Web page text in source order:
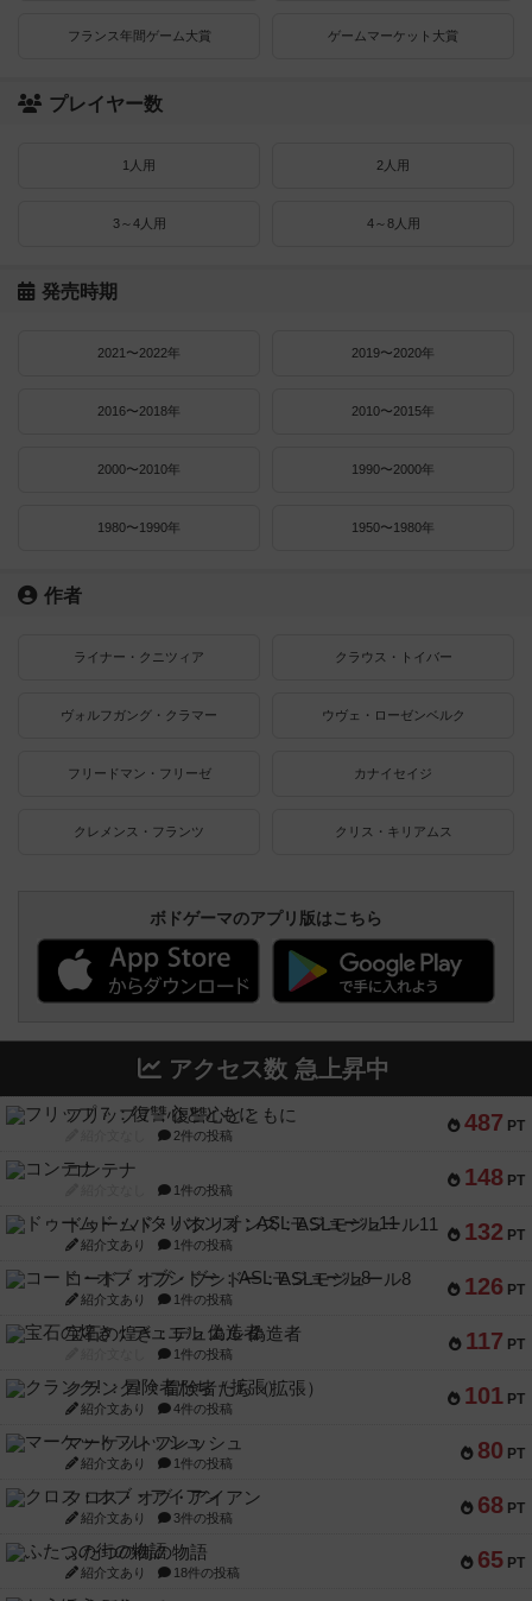
フランス年間ゲーム大賞 ゲームマーケット大賞
プレイヤー数
1人用 2人用
3～4人用 4～8人用
発売時期
2021〜2022年 2019〜2020年
2016〜2018年 2010〜2015年
2000〜2010年 1990〜2000年
1980〜1990年 1950〜1980年
作者
ライナー・クニツィア クラウス・トイバー
ヴォルフガング・クラマー ウヴェ・ローゼンベルク
フリードマン・フリーゼ カナイセイジ
クレメンス・フランツ クリス・キリアムス
ボドゲーマのアプリ版はこちら
アクセス数 急上昇中
487 PT
フリップ７：復讐心とともに
2件の投稿
148 PT
コンテナ
1件の投稿
132 PT
ドゥームド・バタリオンズ：ASLモジュール11
紹介文あり 1件の投稿
126 PT
コード・オブ・ブシドー：ASLモジュール8
紹介文あり 1件の投稿
117 PT
宝石の煌き：デュエル 偽造者
1件の投稿
101 PT
クランク! ：冒険者たち（拡張）
紹介文あり 4件の投稿
80 PT
マーケットフレッシュ
紹介文あり 1件の投稿
68 PT
クロス・オブ・アイアン
紹介文あり 3件の投稿
65 PT
ふたつの街の物語
紹介文あり 18件の投稿